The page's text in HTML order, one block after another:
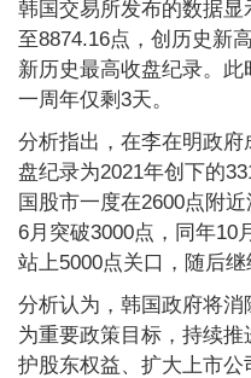
韩国交易所发布的数据
至8874.16点，创历史新
新历史最高收盘纪录。
一周年仅剩3天。
分析指出，在李在明政
盘纪录为2021年创下的
国股市一度在2600点附
6月突破3000点，同年10
站上5000点关口，随后继
分析认为，韩国政府将
为重要政策目标，持续
护股东权益、扩大上市